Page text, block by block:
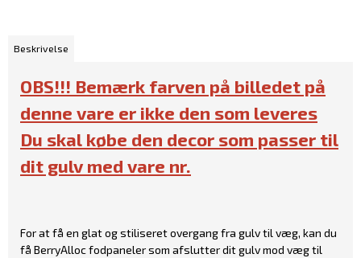
Beskrivelse
OBS!!! Bemærk farven på billedet på
denne vare er ikke den som leveres
Du skal købe den decor som passer til
dit gulv med vare nr.
For at få en glat og stiliseret overgang fra gulv til væg, kan du
få BerryAlloc fodpaneler som afslutter dit gulv mod væg til